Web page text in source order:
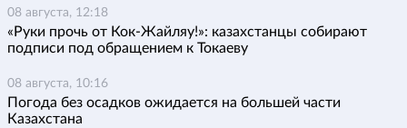
08 августа, 12:18
«Руки прочь от Кок-Жайляу!»: казахстанцы собирают
подписи под обращением к Токаеву
08 августа, 10:16
Погода без осадков ожидается на большей части
Казахстана